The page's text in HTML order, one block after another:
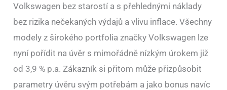
Volkswagen bez starostí a s přehlednými náklady
bez rizika nečekaných výdajů a vlivu inflace. Všechny
modely z širokého portfolia značky Volkswagen lze
nyní pořídit na úvěr s mimořádně nízkým úrokem již
od 3,9 % p.a. Zákazník si přitom může přizpůsobit
parametry úvěru svým potřebám a jako bonus navíc